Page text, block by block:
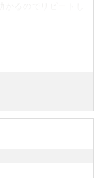
かるのでリピートし